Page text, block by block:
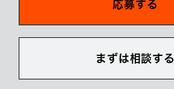
応募する
まずは相談する